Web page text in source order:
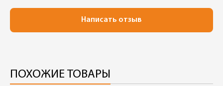
Написать отзыв
ПОХОЖИЕ ТОВАРЫ